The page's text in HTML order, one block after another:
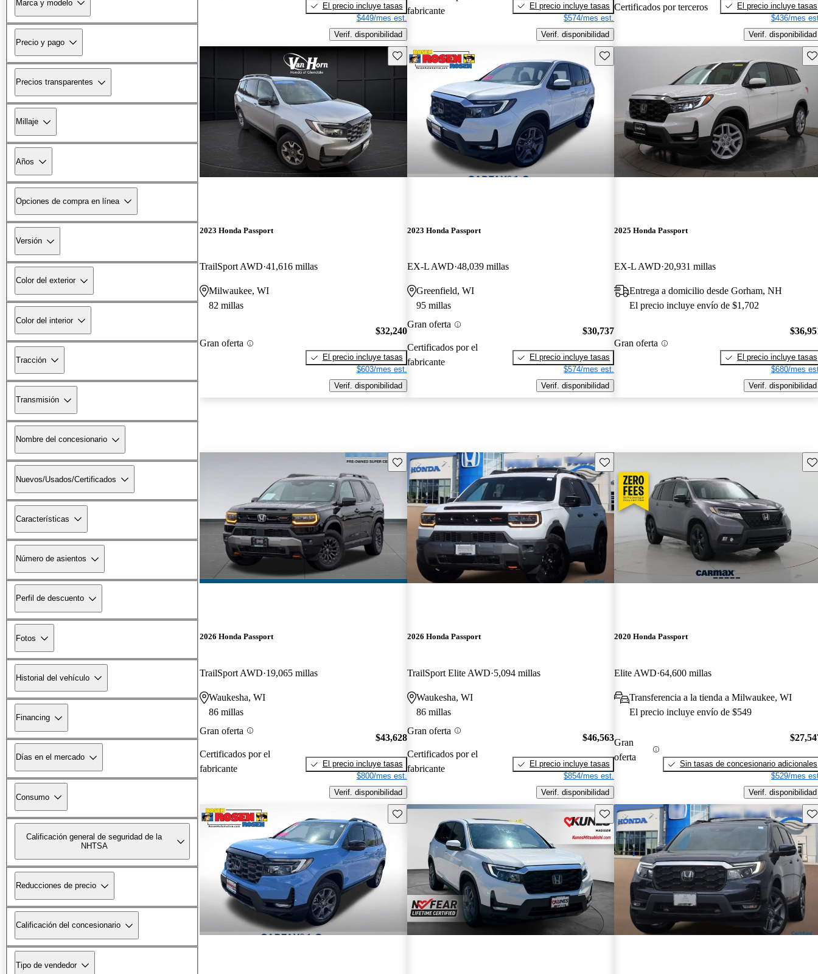
Marca y modelo
Precio y pago
Precios transparentes
Millaje
Años
Opciones de compra en línea
Versión
Color del exterior
Color del interior
Tracción
Transmisión
Nombre del concesionario
Nuevos/Usados/Certificados
Características
Número de asientos
Perfil de descuento
Fotos
Historial del vehículo
Financing
Días en el mercado
Consumo
Calificación general de seguridad de la
NHTSA
Reducciones de precio
Calificación del concesionario
Tipo de vendedor
El precio incluye tasas
$449/mes est.
Verif. disponibilidad
fabricante
El precio incluye tasas
$574/mes est.
Verif. disponibilidad
Certificados por terceros
El precio incluye tasas
$436/mes
Verif. disponibilidad
Guarda este Aviso
2023 Honda Passport
TrailSport AWD 41,616 millas
Milwaukee, WI
82 millas
Gran oferta
$32,240
El precio incluye tasas
$603/mes est.
Verif. disponibilidad
Guarda este Aviso
2023 Honda Passport
EX-L AWD 48,039 millas
Greenfield, WI
95 millas
Gran oferta
Certificados por el
fabricante
$30,737
El precio incluye tasas
$574/mes est.
Verif. disponibilidad
2025 Honda Passport
EX-L AWD 20,931 millas
Entrega a domicilio desde Gorham, NH
El precio incluye envío de $1,702
Gran oferta
El precio incluye tasas
$680/mes
Verif. disponibilidad
Guarda este Aviso
2026 Honda Passport
TrailSport AWD 19,065 millas
Waukesha, WI
86 millas
Gran oferta
Certificados por el
fabricante
$43,628
El precio incluye tasas
$800/mes est.
Verif. disponibilidad
Guarda este Aviso
2026 Honda Passport
TrailSport Elite AWD 5,094 millas
Waukesha, WI
86 millas
Gran oferta
Certificados por el
fabricante
$46,563
El precio incluye tasas
$854/mes est.
Verif. disponibilidad
2020 Honda Passport
Elite AWD 64,600 millas
Transferencia a la tienda a Milwaukee, WI
El precio incluye envío de $549
Gran
oferta
Sin tasas de concesionario adicionales
$529/mes
Verif. disponibilidad
Guarda este Aviso Guarda este Aviso